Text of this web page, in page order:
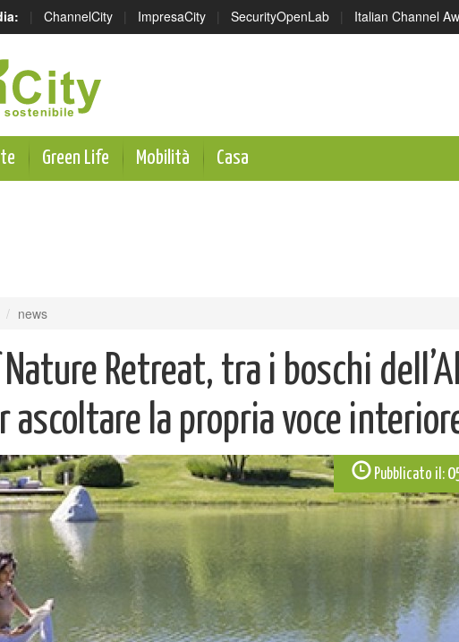
| ChannelCity | ImpresaCity | SecurityOpenLab | Italian Channel
Green Life Mobilità Casa
news
Retreat, tra i boschi
ascoltare la propria voce
Pubblicato il: